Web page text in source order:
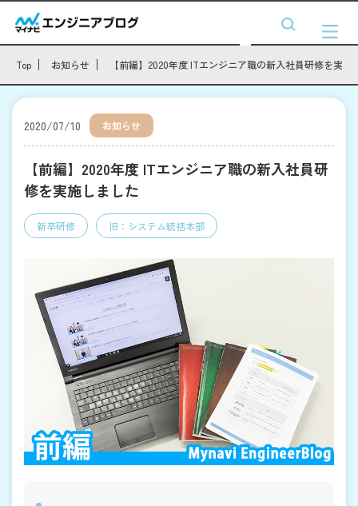
Top お知らせ 【前編】2020年度 ITエンジニア職の新入社員研修を実施
2020/07/10 お知らせ
【前編】2020年度 ITエンジニア職の新入社員研
修を実施しました
新卒研修 旧：システム統括本部